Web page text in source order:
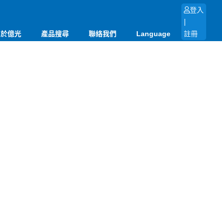
億光 產品搜尋 聯絡我們 Language
登入
|
註冊